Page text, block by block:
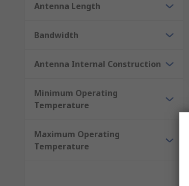
Antenna Length
Bandwidth
Antenna Internal Construction
Minimum Operating
Temperature
Maximum Operating
Temperature